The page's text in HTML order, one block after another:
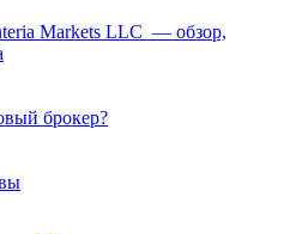
Markets LLC — обзор,
брокер?